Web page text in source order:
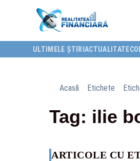
ULTIMELE ȘTIRI ACTUALITATE
Acasă Etichete
Tag: ilie
ARTICOLE CU